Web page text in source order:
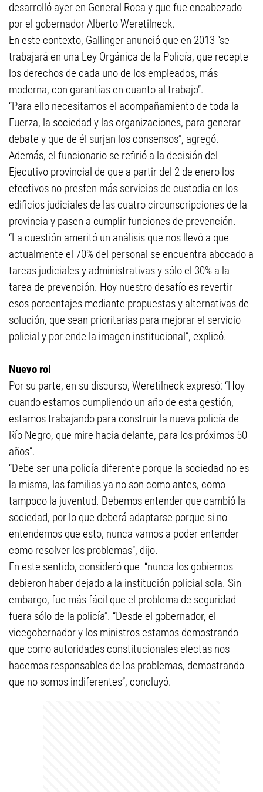
desarrolló ayer en General Roca y que fue encabezado
por el gobernador Alberto Weretilneck.
En este contexto, Gallinger anunció que en 2013 “se
trabajará en una Ley Orgánica de la Policía, que recepte
los derechos de cada uno de los empleados, más
moderna, con garantías en cuanto al trabajo”.
“Para ello necesitamos el acompañamiento de toda la
Fuerza, la sociedad y las organizaciones, para generar
debate y que de él surjan los consensos”, agregó.
Además, el funcionario se refirió a la decisión del
Ejecutivo provincial de que a partir del 2 de enero los
efectivos no presten más servicios de custodia en los
edificios judiciales de las cuatro circunscripciones de la
provincia y pasen a cumplir funciones de prevención.
“La cuestión ameritó un análisis que nos llevó a que
actualmente el 70% del personal se encuentra abocado a
tareas judiciales y administrativas y sólo el 30% a la
tarea de prevención. Hoy nuestro desafío es revertir
esos porcentajes mediante propuestas y alternativas de
solución, que sean prioritarias para mejorar el servicio
policial y por ende la imagen institucional”, explicó.
Nuevo rol
Por su parte, en su discurso, Weretilneck expresó: “Hoy
cuando estamos cumpliendo un año de esta gestión,
estamos trabajando para construir la nueva policía de
Río Negro, que mire hacia delante, para los próximos 50
años”.
“Debe ser una policía diferente porque la sociedad no es
la misma, las familias ya no son como antes, como
tampoco la juventud. Debemos entender que cambió la
sociedad, por lo que deberá adaptarse porque si no
entendemos que esto, nunca vamos a poder entender
como resolver los problemas”, dijo.
En este sentido, consideró que “nunca los gobiernos
debieron haber dejado a la institución policial sola. Sin
embargo, fue más fácil que el problema de seguridad
fuera sólo de la policía”. “Desde el gobernador, el
vicegobernador y los ministros estamos demostrando
que como autoridades constitucionales electas nos
hacemos responsables de los problemas, demostrando
que no somos indiferentes”, concluyó.